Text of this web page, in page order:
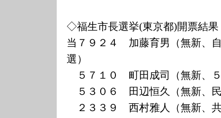
◇福生市長選挙(東京都)開票結
当７９２４ 加藤育男（無新、
選）
５７１０ 町田成司（無新、
５３０６ 田辺恒久（無新、
２３３９ 西村雅人（無新、